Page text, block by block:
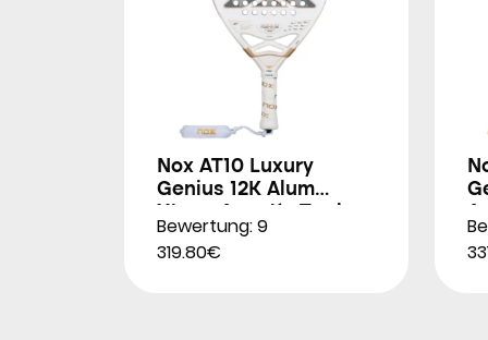
Nox AT10 Luxury
Genius 12K Alum
2026
Bewertung: 9
319.80€